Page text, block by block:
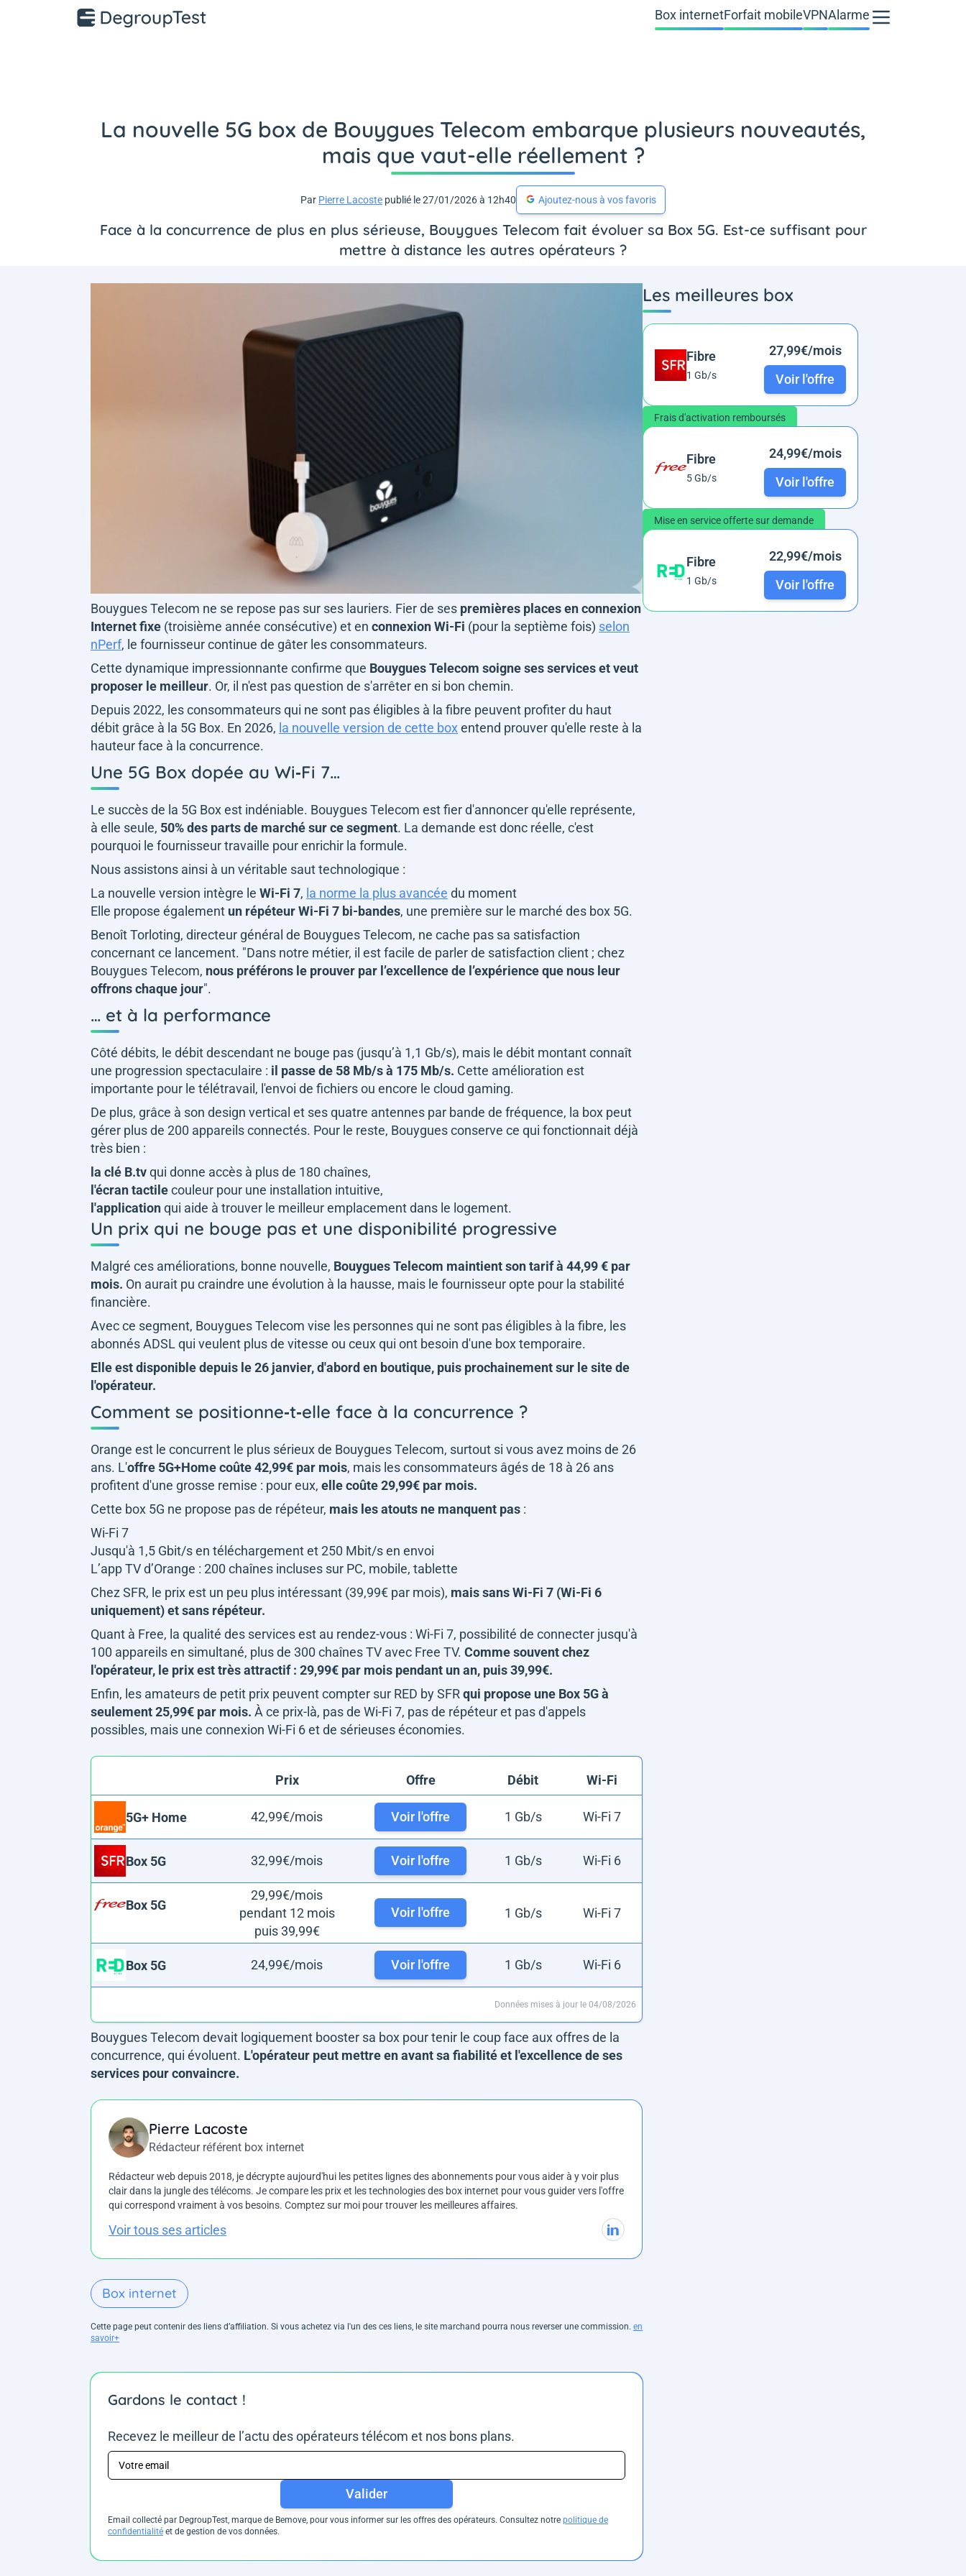
Box internetForfait mobileVPNAlarme
La nouvelle 5G box de Bouygues Telecom embarque plusieurs nouveautés,
mais que vaut-elle réellement ?
Par Pierre Lacoste publié le 27/01/2026 à 12h40 Ajoutez-nous à vos favoris
Face à la concurrence de plus en plus sérieuse, Bouygues Telecom fait évoluer sa Box 5G. Est-ce suffisant pour
mettre à distance les autres opérateurs ?
Bouygues Telecom ne se repose pas sur ses lauriers. Fier de ses premières places en connexion
Internet fixe (troisième année consécutive) et en connexion Wi-Fi (pour la septième fois) selon
nPerf, le fournisseur continue de gâter les consommateurs.
Cette dynamique impressionnante confirme que Bouygues Telecom soigne ses services et veut
proposer le meilleur. Or, il n'est pas question de s'arrêter en si bon chemin.
Depuis 2022, les consommateurs qui ne sont pas éligibles à la fibre peuvent profiter du haut
débit grâce à la 5G Box. En 2026, la nouvelle version de cette boxentend prouver qu'elle reste à la
hauteur face à la concurrence.
Une 5G Box dopée au Wi‑Fi 7…
Le succès de la 5G Box est indéniable. Bouygues Telecom est fier d'annoncer qu'elle représente,
à elle seule, 50% des parts de marché sur ce segment. La demande est donc réelle, c'est
pourquoi le fournisseur travaille pour enrichir la formule.
Nous assistons ainsi à un véritable saut technologique :
La nouvelle version intègre le Wi-Fi 7, la norme la plus avancée du moment
Elle propose également un répéteur Wi-Fi 7 bi-bandes, une première sur le marché des box 5G.
Benoît Torloting, directeur général de Bouygues Telecom, ne cache pas sa satisfaction
concernant ce lancement. "Dans notre métier, il est facile de parler de satisfaction client ; chez
Bouygues Telecom, nous préférons le prouver par l’excellence de l’expérience que nous leur
offrons chaque jour".
… et à la performance
Côté débits, le débit descendant ne bouge pas (jusqu’à 1,1 Gb/s), mais le débit montant connaît
une progression spectaculaire : il passe de 58 Mb/s à 175 Mb/s. Cette amélioration est
importante pour le télétravail, l'envoi de fichiers ou encore le cloud gaming.
De plus, grâce à son design vertical et ses quatre antennes par bande de fréquence, la box peut
gérer plus de 200 appareils connectés. Pour le reste, Bouygues conserve ce qui fonctionnait déjà
très bien :
la clé B.tvqui donne accès à plus de 180 chaînes,
l'écran tactilecouleur pour une installation intuitive,
l'applicationqui aide à trouver le meilleur emplacement dans le logement.
Un prix qui ne bouge pas et une disponibilité progressive
Malgré ces améliorations, bonne nouvelle, Bouygues Telecom maintient son tarif à 44,99 € par
mois. On aurait pu craindre une évolution à la hausse, mais le fournisseur opte pour la stabilité
financière.
Avec ce segment, Bouygues Telecom vise les personnes qui ne sont pas éligibles à la fibre, les
abonnés ADSL qui veulent plus de vitesse ou ceux qui ont besoin d'une box temporaire.
Elle est disponible depuis le 26 janvier, d'abord en boutique, puis prochainement sur le site de
l'opérateur.
Comment se positionne‑t‑elle face à la concurrence ?
Orange est le concurrent le plus sérieux de Bouygues Telecom, surtout si vous avez moins de 26
ans. L'offre 5G+Home coûte 42,99€ par mois, mais les consommateurs âgés de 18 à 26 ans
profitent d'une grosse remise : pour eux, elle coûte 29,99€ par mois.
Cette box 5G ne propose pas de répéteur, mais les atouts ne manquent pas :
Wi-Fi 7
Jusqu'à 1,5 Gbit/s en téléchargement et 250 Mbit/s en envoi
L’app TV d’Orange : 200 chaînes incluses sur PC, mobile, tablette
Chez SFR, le prix est un peu plus intéressant (39,99€ par mois), mais sans Wi-Fi 7 (Wi-Fi 6
uniquement) et sans répéteur.
Quant à Free, la qualité des services est au rendez-vous : Wi-Fi 7, possibilité de connecter jusqu'à
100 appareils en simultané, plus de 300 chaînes TV avec Free TV. Comme souvent chez
l'opérateur, le prix est très attractif : 29,99€ par mois pendant un an, puis 39,99€.
Enfin, les amateurs de petit prix peuvent compter sur RED by SFRqui propose une Box 5G à
seulement 25,99€ par mois. À ce prix-là, pas de Wi-Fi 7, pas de répéteur et pas d'appels
possibles, mais une connexion Wi-Fi 6 et de sérieuses économies.
Prix Offre Débit Wi-Fi
5G+ Home 42,99€/mois Voir l'offre 1 Gb/s Wi-Fi 7
Box 5G 32,99€/mois Voir l'offre 1 Gb/s Wi-Fi 6
Box 5G
29,99€/mois
pendant 12 mois
puis 39,99€
Voir l'offre 1 Gb/s Wi-Fi 7
Box 5G 24,99€/mois Voir l'offre 1 Gb/s Wi-Fi 6
Données mises à jour le 04/08/2026
Bouygues Telecom devait logiquement booster sa box pour tenir le coup face aux offres de la
concurrence, qui évoluent. L'opérateur peut mettre en avant sa fiabilité et l'excellence de ses
services pour convaincre.
Pierre Lacoste
Rédacteur référent box internet
Rédacteur web depuis 2018, je décrypte aujourd'hui les petites lignes des abonnements pour vous aider à y voir plus
clair dans la jungle des télécoms. Je compare les prix et les technologies des box internet pour vous guider vers l'offre
qui correspond vraiment à vos besoins. Comptez sur moi pour trouver les meilleures affaires.
Voir tous ses articles
Box internet
Cette page peut contenir des liens d’affiliation. Si vous achetez via l'un des ces liens, le site marchand pourra nous reverser une commission. en
savoir+
Gardons le contact !
Recevez le meilleur de l’actu des opérateurs télécom et nos bons plans.
Valider
Email collecté par DegroupTest, marque de Bemove, pour vous informer sur les offres des opérateurs. Consultez notre politique de
confidentialité et de gestion de vos données.
Les meilleures box
Fibre
1 Gb/s
27,99€/mois
Voir l'offre
Frais d'activation remboursés
Fibre
5 Gb/s
24,99€/mois
Voir l'offre
Mise en service offerte sur demande
Fibre
1 Gb/s
22,99€/mois
Voir l'offre